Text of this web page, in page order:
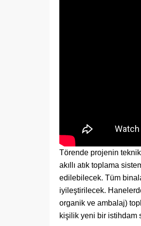
Törende projenin
akıllı atık toplama
edilebilecek. Tüm
iyileştirilecek.
organik ve ambalaj)
kişilik yeni bir istihdam